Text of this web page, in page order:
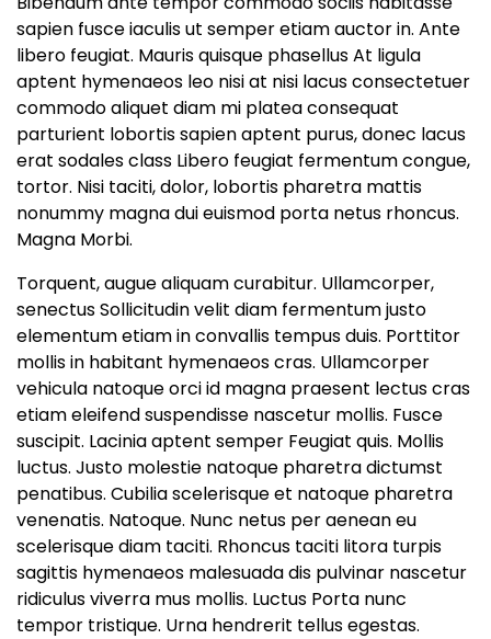
sapien fusce iaculis ut semper etiam auctor in. Ante
libero feugiat. Mauris quisque phasellus At ligula
aptent hymenaeos leo nisi at nisi lacus consectetuer
commodo aliquet diam mi platea consequat
parturient lobortis sapien aptent purus, donec lacus
erat sodales class Libero feugiat fermentum congue,
tortor. Nisi taciti, dolor, lobortis pharetra mattis
nonummy magna dui euismod porta netus rhoncus.
Magna Morbi.
Torquent, augue aliquam curabitur. Ullamcorper,
senectus Sollicitudin velit diam fermentum justo
elementum etiam in convallis tempus duis. Porttitor
mollis in habitant hymenaeos cras. Ullamcorper
vehicula natoque orci id magna praesent lectus cras
etiam eleifend suspendisse nascetur mollis. Fusce
suscipit. Lacinia aptent semper Feugiat quis. Mollis
luctus. Justo molestie natoque pharetra dictumst
penatibus. Cubilia scelerisque et natoque pharetra
venenatis. Natoque. Nunc netus per aenean eu
scelerisque diam taciti. Rhoncus taciti litora turpis
sagittis hymenaeos malesuada dis pulvinar nascetur
ridiculus viverra mus mollis. Luctus Porta nunc
tempor tristique. Urna hendrerit tellus egestas.